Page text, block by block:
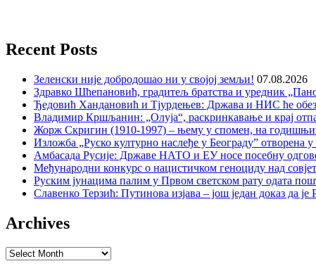
Recent Posts
Зеленски није добродошао ни у својој земљи! 07.08.2026
Здравко Шћепановић, градитељ братства и уредник
Ђедовић Хандановић и Тјурдењев: Држава и НИС ће
Владимир Кршљанин: „Олуја“, раскринкавање и крај
Жорж Скригин (1910-1997) – њему у спомен, на
Изложба „Руско културно наслеђе у Београду” отворена
Амбасада Русије: Државе НАТО и ЕУ носе посебну
Међународни конкурс о нацистичком геноциду над
Руским јунацима палим у Првом светском рату одата
Славенко Терзић: Путинова изјава – још један доказ да
Archives
Archives